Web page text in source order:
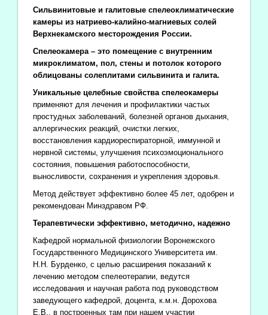
Сильвинитовые и галитовые спелеоклиматические
камеры из натриево-калийно-магниевых солей
Верхнекамского месторождения России.
Спелеокамера – это помещение с внутренним
микроклиматом, пол, стены и потолок которого
облицованы солеплитами сильвинита и галита.
Уникальные целебные свойства спелеокамеры
применяют для лечения и профилактики частых
простудных заболеваний, болезней органов дыхания,
аллергических реакций, очистки легких,
восстановления кардиореспираторной, иммунной и
нервной системы, улучшения психоэмоционального
состояния, повышения работоспособности,
выносливости, сохранения и укрепления здоровья.
Метод действует эффективно более 45 лет, одобрен и
рекомендован Минздравом РФ.
Терапевтически эффективно, методично, надежно
Кафедрой нормальной физиологии Воронежского
Государственного Медицинского Университета им.
Н.Н. Бурденко, с целью расширения показаний к
лечению методом спелеотерапии, ведутся
исследования и научная работа под руководством
заведующего кафедрой, доцента, к.м.н. Дорохова
Е.В., в построенных там при нашем участии